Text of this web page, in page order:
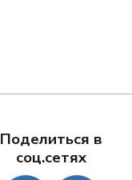
Поделиться в
соц.сетях